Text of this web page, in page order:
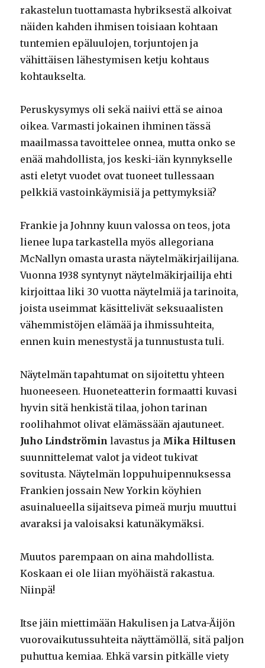
rakastelun tuottamasta hybriksestä alkoivat
näiden kahden ihmisen toisiaan kohtaan
tuntemien epäluulojen, torjuntojen ja
vähittäisen lähestymisen ketju kohtaus
kohtaukselta.
Peruskysymys oli sekä naiivi että se ainoa
oikea. Varmasti jokainen ihminen tässä
maailmassa tavoittelee onnea, mutta onko se
enää mahdollista, jos keski-iän kynnykselle
asti eletyt vuodet ovat tuoneet tullessaan
pelkkiä vastoinkäymisiä ja pettymyksiä?
Frankie ja Johnny kuun valossa on teos, jota
lienee lupa tarkastella myös allegoriana
McNallyn omasta urasta näytelmäkirjailijana.
Vuonna 1938 syntynyt näytelmäkirjailija ehti
kirjoittaa liki 30 vuotta näytelmiä ja tarinoita,
joista useimmat käsittelivät seksuaalisten
vähemmistöjen elämää ja ihmissuhteita,
ennen kuin menestystä ja tunnustusta tuli.
Näytelmän tapahtumat on sijoitettu yhteen
huoneeseen. Huoneteatterin formaatti kuvasi
hyvin sitä henkistä tilaa, johon tarinan
roolihahmot olivat elämässään ajautuneet.
Juho Lindströmin lavastus ja Mika Hiltusen
suunnittelemat valot ja videot tukivat
sovitusta. Näytelmän loppuhuipennuksessa
Frankien jossain New Yorkin köyhien
asuinalueella sijaitseva pimeä murju muuttui
avaraksi ja valoisaksi katunäkymäksi.
Muutos parempaan on aina mahdollista.
Koskaan ei ole liian myöhäistä rakastua.
Niinpä!
Itse jäin miettimään Hakulisen ja Latva-Äijön
vuorovaikutussuhteita näyttämöllä, sitä paljon
puhuttua kemiaa. Ehkä varsin pitkälle viety